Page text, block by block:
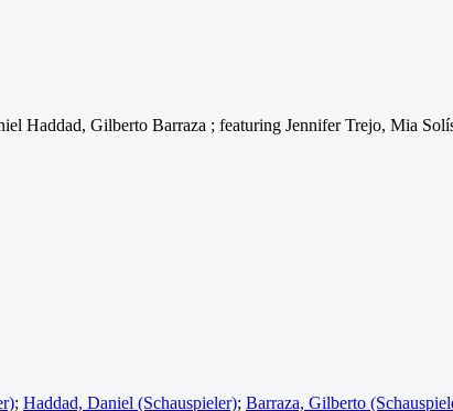
Haddad, Gilberto Barraza ; featuring Jennifer Trejo, Mia
; Haddad, Daniel (Schauspieler); Barraza, Gilberto